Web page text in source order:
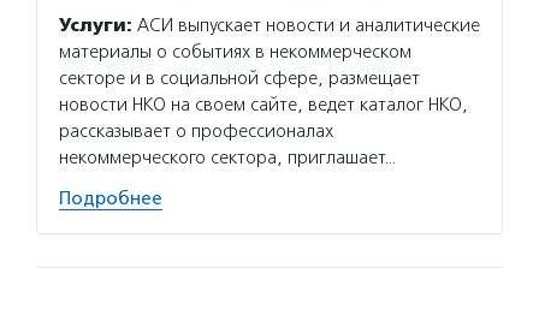
Услуги: АСИ выпускает новости и аналитические
материалы о событиях в некоммерческом
секторе и в социальной сфере, размещает
новости НКО на своем сайте, ведет каталог НКО,
рассказывает о профессионалах
некоммерческого сектора, приглашает…
Подробнее